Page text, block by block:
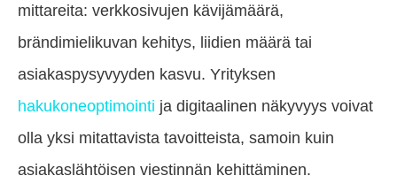
mittareita: verkkosivujen kävijämäärä,
brändimielikuvan kehitys, liidien määrä tai
asiakaspysyvyyden kasvu. Yrityksen
hakukoneoptimointi ja digitaalinen näkyvyys voivat
olla yksi mitattavista tavoitteista, samoin kuin
asiakaslähtöisen viestinnän kehittäminen.